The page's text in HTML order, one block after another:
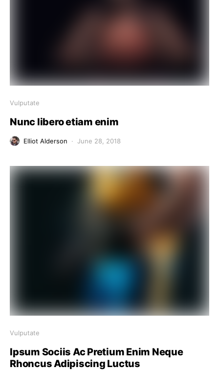
Vulputate
Nunc libero etiam enim
Elliot Alderson June 28, 2018
Vulputate
Ipsum Sociis Ac Pretium Enim Neque
Rhoncus Adipiscing Luctus